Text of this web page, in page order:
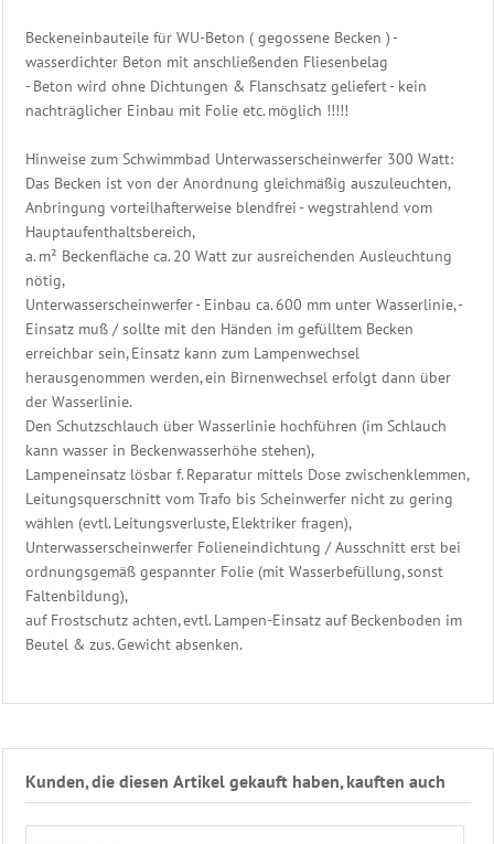
Beckeneinbauteile für WU-Beton ( gegossene Becken ) -
wasserdichter Beton mit anschließenden Fliesenbelag
- Beton wird ohne Dichtungen & Flanschsatz geliefert - kein
nachträglicher Einbau mit Folie etc. möglich !!!!!
Hinweise zum Schwimmbad Unterwasserscheinwerfer 300 Watt:
Das Becken ist von der Anordnung gleichmäßig auszuleuchten,
Anbringung vorteilhafterweise blendfrei - wegstrahlend vom
Hauptaufenthaltsbereich,
a. m² Beckenfläche ca. 20 Watt zur ausreichenden Ausleuchtung
nötig,
Unterwasserscheinwerfer - Einbau ca. 600 mm unter Wasserlinie, -
Einsatz muß / sollte mit den Händen im gefülltem Becken
erreichbar sein, Einsatz kann zum Lampenwechsel
herausgenommen werden, ein Birnenwechsel erfolgt dann über
der Wasserlinie.
Den Schutzschlauch über Wasserlinie hochführen (im Schlauch
kann wasser in Beckenwasserhöhe stehen),
Lampeneinsatz lösbar f. Reparatur mittels Dose zwischenklemmen,
Leitungsquerschnitt vom Trafo bis Scheinwerfer nicht zu gering
wählen (evtl. Leitungsverluste, Elektriker fragen),
Unterwasserscheinwerfer Folieneindichtung / Ausschnitt erst bei
ordnungsgemäß gespannter Folie (mit Wasserbefüllung, sonst
Faltenbildung),
auf Frostschutz achten, evtl. Lampen-Einsatz auf Beckenboden im
Beutel & zus. Gewicht absenken.
Kunden, die diesen Artikel gekauft haben, kauften auch
Filter
Pumpen
Rohrmontagen
Schwimmbad
Steuerung
Heizung
Beckenwasser
Gegenstromanlage
Eisdruckpolster
Ersatzteile
Schwimmbadtechnik
Bäderliege
Freizeitliege
Unser
Sauna
Zubehör
Shop